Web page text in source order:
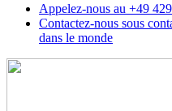
Appelez-nous au +49
Contactez-nous sous
dans le monde